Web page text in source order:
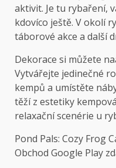
aktivit. Je tu rybaření,
kdovíco ještě. V okolí
táborové akce a další
Dekorace si můžete
Vytvářejte jedinečné
kempů a umístěte
těží z estetiky
relaxační scenérie u
Pond Pals: Cozy Frog
Obchod Google Play